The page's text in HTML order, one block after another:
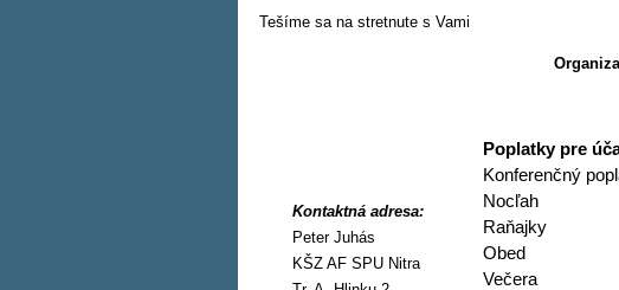
Tešíme sa na stretnute s Vami
Kontaktná adresa:
Peter Juhás
KŠZ AF SPU Nitra
Poplatky pre
Konferenčný
Nocľah
Raňajky
Obed
Večera